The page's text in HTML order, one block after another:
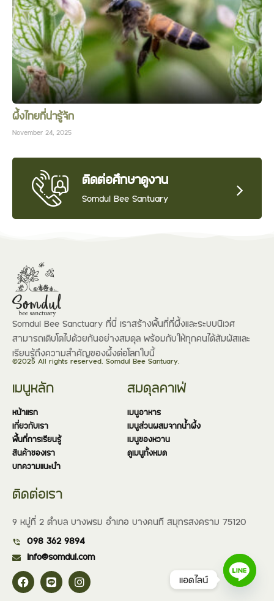
ผึ้งไทยที่น่ารู้จัก
November 24, 2025
ติดต่อศึกษาดูงาน
Somdul Bee Santuary
Somdul Bee Sanctuary ที่นี่ เราสร้างพื้นที่ที่ผึ้งและระบบนิเวศ
สามารถเติบโตไปด้วยกันอย่างสมดุล พร้อมกับให้ทุกคนได้สัมผัสและ
เรียนรู้ถึงความสำคัญของผึ้งต่อโลกใบนี้
©2025 All rights reserved. Somdul Bee Santuary.
เมนูหลัก
หน้าแรก
เกี่ยวกับเรา
พื้นที่การเรียนรู้
สินค้าของเรา
บทความแนะนำ
สมดุลคาเฟ่
เมนูอาหาร
เมนูส่วนผสมจากน้ำผึ้ง
เมนูของหวาน
ดูเมนูทั้งหมด
ติดต่อเรา
9 หมู่ที่ 2 ตำบล บางพรม อำเภอ บางคนที สมุทรสงคราม 75120
098 362 9894
info@somdul.com
แอดไลน์